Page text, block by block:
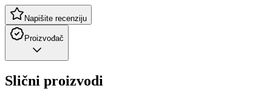
Napišite recenziju
Proizvođač
Slični proizvodi